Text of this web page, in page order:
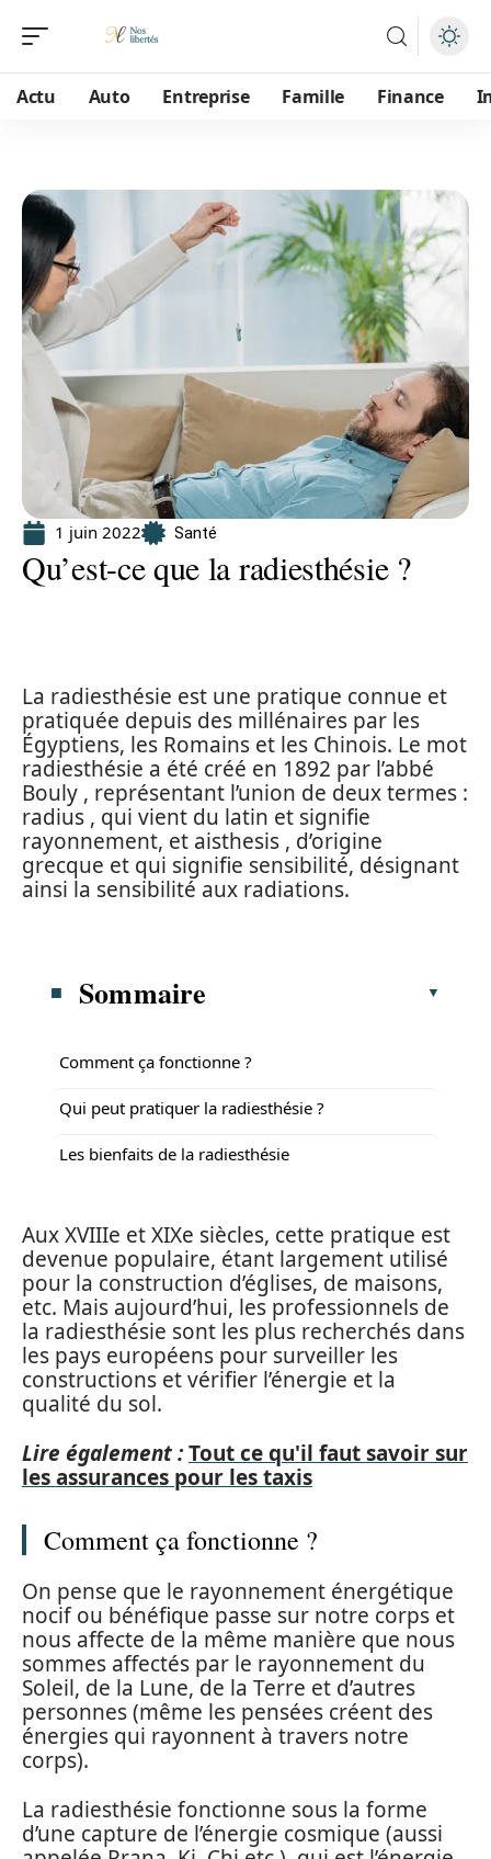
Actu Auto Entreprise Famille Finance
1 juin 2022 Santé
Qu’est-ce que la radiesthésie ?
La radiesthésie est une pratique connue et
pratiquée depuis des millénaires par les
Égyptiens, les Romains et les Chinois. Le mot
radiesthésie a été créé en 1892 par l’abbé
Bouly , représentant l’union de deux termes :
radius , qui vient du latin et signifie
rayonnement, et aisthesis , d’origine
grecque et qui signifie sensibilité, désignant
ainsi la sensibilité aux radiations.
Sommaire
Comment ça fonctionne ?
Qui peut pratiquer la radiesthésie ?
Les bienfaits de la radiesthésie
Aux XVIIIe et XIXe siècles, cette pratique est
devenue populaire, étant largement utilisé
pour la construction d’églises, de maisons,
etc. Mais aujourd’hui, les professionnels de
la radiesthésie sont les plus recherchés dans
les pays européens pour surveiller les
constructions et vérifier l’énergie et la
qualité du sol.
Lire également :Tout ce qu'il faut savoir sur
les assurances pour les taxis
Comment ça fonctionne ?
On pense que le rayonnement énergétique
nocif ou bénéfique passe sur notre corps et
nous affecte de la même manière que nous
sommes affectés par le rayonnement du
Soleil, de la Lune, de la Terre et d’autres
personnes (même les pensées créent des
énergies qui rayonnent à travers notre
corps).
La radiesthésie fonctionne sous la forme
d’une capture de l’énergie cosmique (aussi